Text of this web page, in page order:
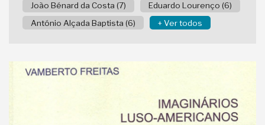
João Bénard da Costa (7)
Eduardo Lourenço (6)
António Alçada Baptista (6)
+ Ver todos